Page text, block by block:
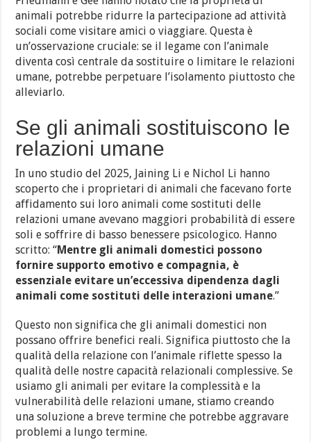
animali potrebbe ridurre la partecipazione ad attività
sociali come visitare amici o viaggiare. Questa è
un’osservazione cruciale: se il legame con l’animale
diventa così centrale da sostituire o limitare le relazioni
umane, potrebbe perpetuare l’isolamento piuttosto che
alleviarlo.
Se gli animali sostituiscono le
relazioni umane
In uno studio del 2025, Jaining Li e Nichol Li hanno
scoperto che i proprietari di animali che facevano forte
affidamento sui loro animali come sostituti delle
relazioni umane avevano maggiori probabilità di essere
soli e soffrire di basso benessere psicologico. Hanno
scritto: “Mentre gli animali domestici possono
fornire supporto emotivo e compagnia, è
essenziale evitare un’eccessiva dipendenza dagli
animali come sostituti delle interazioni umane.”
Questo non significa che gli animali domestici non
possano offrire benefici reali. Significa piuttosto che la
qualità della relazione con l’animale riflette spesso la
qualità delle nostre capacità relazionali complessive. Se
usiamo gli animali per evitare la complessità e la
vulnerabilità delle relazioni umane, stiamo creando
una soluzione a breve termine che potrebbe aggravare
problemi a lungo termine.